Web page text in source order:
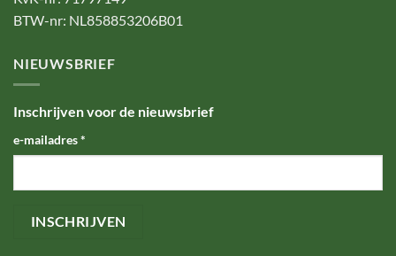
BTW-nr: NL858853206B01
NIEUWSBRIEF
Inschrijven voor de nieuwsbrief
e-mailadres*